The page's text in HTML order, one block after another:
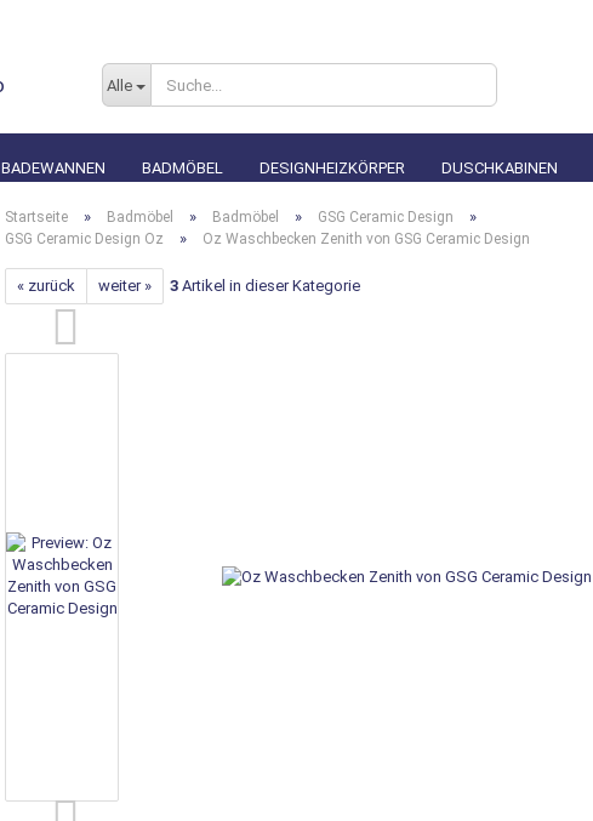
Alle
BADEWANNEN BADMÖBEL DESIGNHEIZKÖRPER DUSCHKABINEN
Startseite » Badmöbel » Badmöbel » GSG Ceramic Design »
GSG Ceramic Design Oz » Oz Waschbecken Zenith von GSG Ceramic Design
« zurück weiter » 3 Artikel in dieser Kategorie